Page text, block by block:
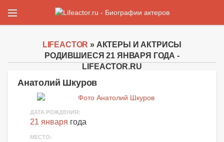
LIFEACTOR » АКТЕРЫ И АКТРИСЫ
РОДИВШИЕСЯ 21 ЯНВАРЯ ГОДА -
LIFEACTOR.RU
Анатолий Шкуров
ДАТА РОЖДЕНИЯ:
21 января года
МЕСТО: